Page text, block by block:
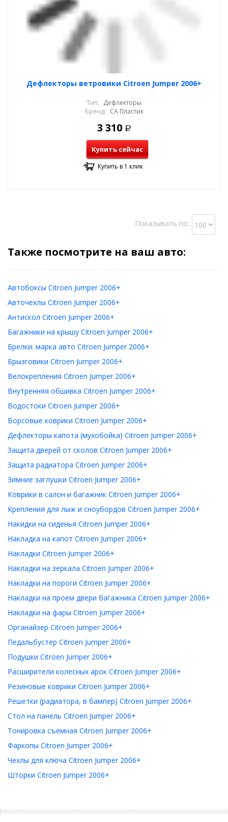
Дефлекторы ветровики Citroen Jumper 2006+
Тип: Дефлекторы
Бренд: СА Пластик
3 310 Р
Купить сейчас
Купить в 1 клик
Показывать по:
Также посмотрите на ваш авто:
Автобоксы Citroen Jumper 2006+
Авточехлы Citroen Jumper 2006+
Антискол Citroen Jumper 2006+
Багажники на крышу Citroen Jumper 2006+
Брелки: марка авто Citroen Jumper 2006+
Брызговики Citroen Jumper 2006+
Велокрепления Citroen Jumper 2006+
Внутренняя обшивка Citroen Jumper 2006+
Водостоки Citroen Jumper 2006+
Ворсовые коврики Citroen Jumper 2006+
Дефлекторы капота (мухобойка) Citroen Jumper 2006+
Защита дверей от сколов Citroen Jumper 2006+
Защита радиатора Citroen Jumper 2006+
Зимние заглушки Citroen Jumper 2006+
Коврики в салон и багажник Citroen Jumper 2006+
Крепления для лыж и сноубордов Citroen Jumper 2006+
Накидки на сиденья Citroen Jumper 2006+
Накладка на капот Citroen Jumper 2006+
Накладки Citroen Jumper 2006+
Накладки на зеркала Citroen Jumper 2006+
Накладки на пороги Citroen Jumper 2006+
Накладки на проем двери багажника Citroen Jumper 2006+
Накладки на фары Citroen Jumper 2006+
Органайзер Citroen Jumper 2006+
Педальбустер Citroen Jumper 2006+
Подушки Citroen Jumper 2006+
Расширители колесных арок Citroen Jumper 2006+
Резиновые коврики Citroen Jumper 2006+
Решетки (радиатора, в бампер) Citroen Jumper 2006+
Стол на панель Citroen Jumper 2006+
Тонировка съемная Citroen Jumper 2006+
Фаркопы Citroen Jumper 2006+
Чехлы для ключа Citroen Jumper 2006+
Шторки Citroen Jumper 2006+